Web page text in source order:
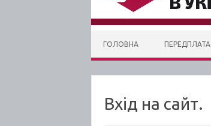
ГОЛОВНА ПЕРЕДПЛАТА
Вхід на сайт.